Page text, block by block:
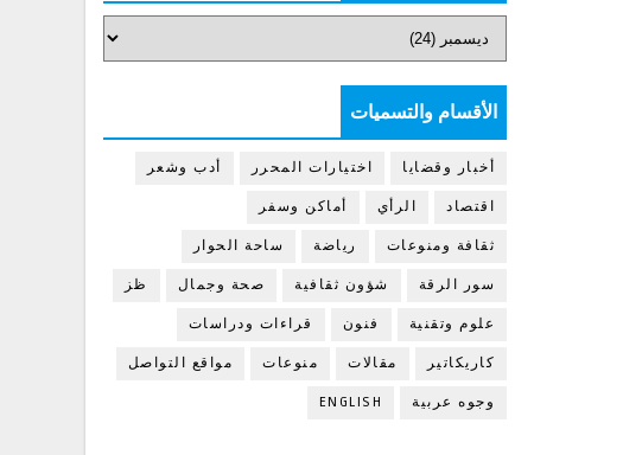
الأقسام والتسميات
أخبار وقضايا اختيارات المحرر أدب وشعر
اقتصاد الرأي أماكن وسفر
ثقافة ومنوعات رياضة ساحة الحوار
سور الرقة شؤون ثقافية صحة وجمال ظز
علوم وتقنية فنون قراءات ودراسات
كاريكاتير مقالات منوعات مواقع التواصل
وجوه عربية ENGLISH